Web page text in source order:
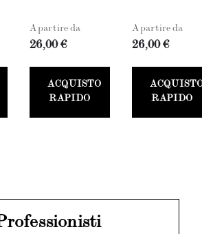
A partire da
26,00 €
ACQUISTO
RAPIDO
A partire da
26,00 €
ACQUISTO
RAPIDO